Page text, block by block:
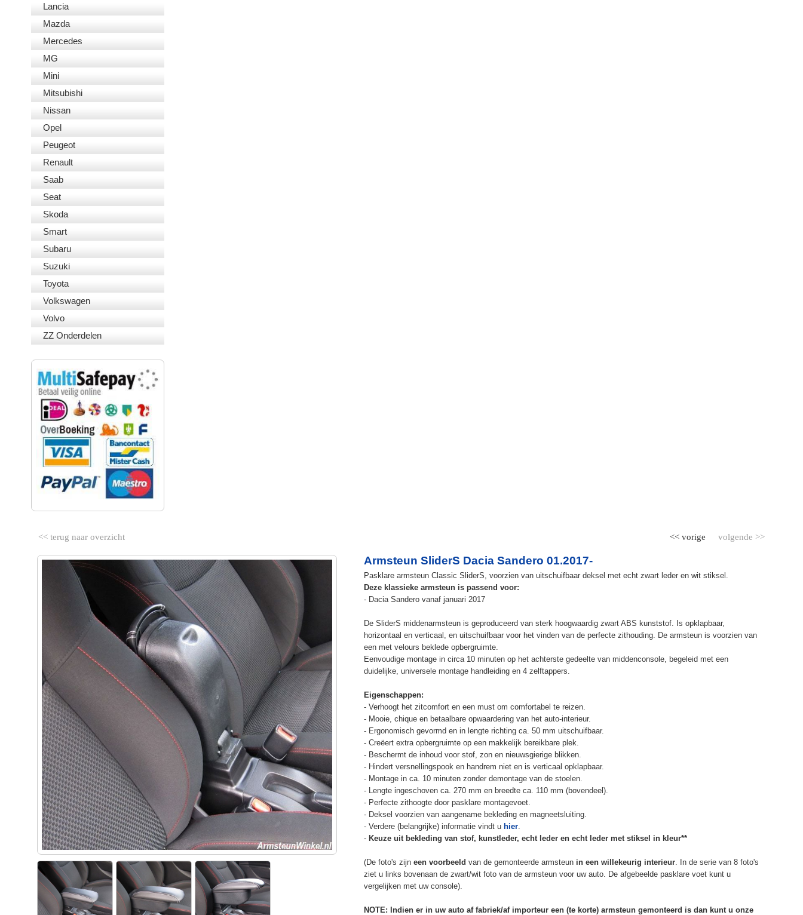
Lancia
Mazda
Mercedes
MG
Mini
Mitsubishi
Nissan
Opel
Peugeot
Renault
Saab
Seat
Skoda
Smart
Subaru
Suzuki
Toyota
Volkswagen
Volvo
ZZ Onderdelen
<< terug naar overzicht volgende >>
<< vorige
Armsteun SliderS Dacia Sandero 01.2017-
Pasklare armsteun Classic SliderS, voorzien van uitschuifbaar deksel met echt zwart leder en wit stiksel.
Deze klassieke armsteun is passend voor:
- Dacia Sandero vanaf januari 2017
De SliderS middenarmsteun is geproduceerd van sterk hoogwaardig zwart ABS kunststof. Is opklapbaar,
horizontaal en verticaal, en uitschuifbaar voor het vinden van de perfecte zithouding. De armsteun is voorzien van
een met velours beklede opbergruimte.
Eenvoudige montage in circa 10 minuten op het achterste gedeelte van middenconsole, begeleid met een
duidelijke, universele montage handleiding en 4 zelftappers.
Eigenschappen:
- Verhoogt het zitcomfort en een must om comfortabel te reizen.
- Mooie, chique en betaalbare opwaardering van het auto-interieur.
- Ergonomisch gevormd en in lengte richting ca. 50 mm uitschuifbaar.
- Creëert extra opbergruimte op een makkelijk bereikbare plek.
- Beschermt de inhoud voor stof, zon en nieuwsgierige blikken.
- Hindert versnellingspook en handrem niet en is verticaal opklapbaar.
- Montage in ca. 10 minuten zonder demontage van de stoelen.
- Lengte ingeschoven ca. 270 mm en breedte ca. 110 mm (bovendeel).
- Perfecte zithoogte door pasklare montagevoet.
- Deksel voorzien van aangename bekleding en magneetsluiting.
- Verdere (belangrijke) informatie vindt u hier.
- Keuze uit bekleding van stof, kunstleder, echt leder en echt leder met stiksel in kleur**
(De foto's zijn een voorbeeld van de gemonteerde armsteun in een willekeurig interieur. In de serie van 8 foto's
ziet u links bovenaan de zwart/wit foto van de armsteun voor uw auto. De afgebeelde pasklare voet kunt u
vergelijken met uw console).
NOTE: Indien er in uw auto af fabriek/af importeur een (te korte) armsteun gemonteerd is dan kunt u onze